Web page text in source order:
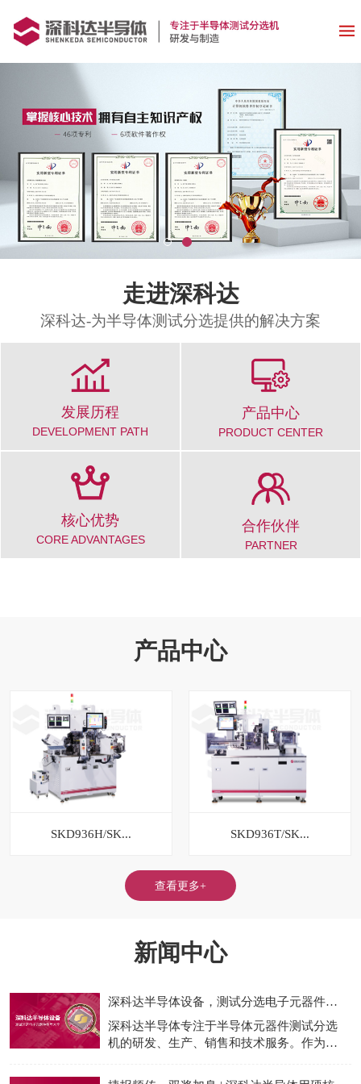
走进深科达
深科达-为半导体测试分选提供的解决方案
发展历程
DEVELOPMENT PATH
产品中心
PRODUCT CENTER
核心优势
CORE ADVANTAGES
合作伙伴
PARTNER
产品中心
SKD936H/SK... SKD936T/SK...
查看更多+
新闻中心
深科达半导体设备，测试分选电子元器件型号大全
深科达半导体专注于半导体元器件测试分选
机的研发、生产、销售和技术服务。作为国
装测试制程提供专业的设备和完整的一站式